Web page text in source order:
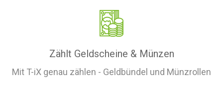
Zählt Geldscheine & Münzen
Mit T-iX genau zählen - Geldbündel und Münzrollen